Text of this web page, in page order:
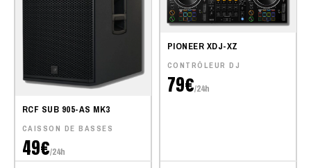
RCF SUB 905-AS MK3
CAISSON DE BASSES
49€/24h
PIONEER XDJ-XZ
CONTRÔLEUR DJ
79€/24h